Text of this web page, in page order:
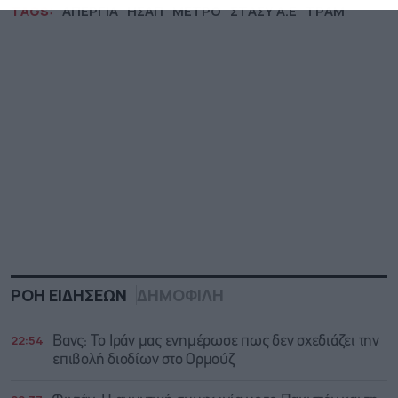
TAGS: ΑΠΕΡΓΙΑ ΗΣΑΠ ΜΕΤΡΟ ΣΤΑΣΥ Α.Ε ΤΡΑΜ
ΡΟΗ ΕΙΔΗΣΕΩΝ ΔΗΜΟΦΙΛΗ
22:54
Βανς: Το Ιράν μας ενημέρωσε πως δεν σχεδιάζει την
επιβολή διοδίων στο Ορμούζ